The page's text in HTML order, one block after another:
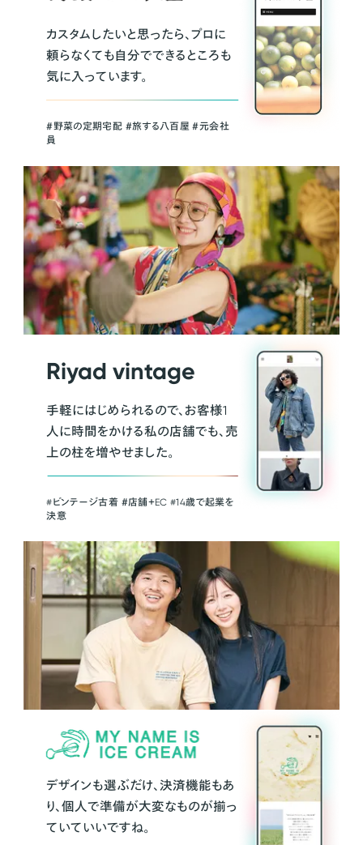
カスタムしたいと思ったら、プロに
頼らなくても自分でできるところも
気に入っています。
＃野菜の定期宅配 ＃旅する八百屋 ＃元会社
員
Riyad vintage
手軽にはじめられるので、お客様1
人に時間をかける私の店舗でも、売
上の柱を増やせました。
#ビンテージ古着 ＃店舗＋EC #14歳で起業を
決意
デザインも選ぶだけ、決済機能もあ
り、個人で準備が大変なものが揃っ
ていていいですね。